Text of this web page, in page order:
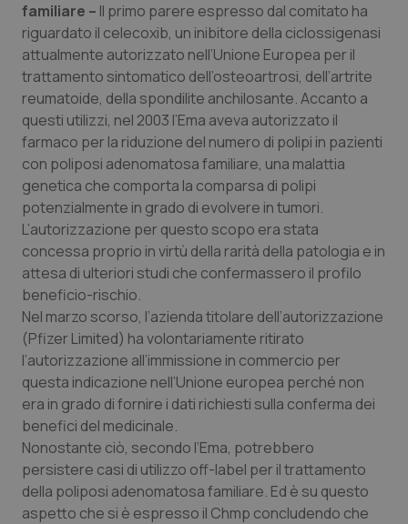
Emilia-Romagna
Friuli Venezia Giulia
Lazio
Liguria
Lombardia
Marche
Molise
Piemonte
Provincia Autonoma di Bolzano
Provincia Autonoma di Trento
Puglia
Colesterolo & coronaropatie
Dermatite Atopica
Diabete & glucometri
Disturbi dell’umore
Dolore
Donna & Salute
Epatiti
HIV
Infezioni & Febbre
Ipertensione & Scompenso
Malattie rare
familiare – Il primo parere espresso dal comitato ha
riguardato il celecoxib, un inibitore della ciclossigenasi
attualmente autorizzato nell’Unione Europea per il
trattamento sintomatico dell’osteoartrosi, dell’artrite
reumatoide, della spondilite anchilosante. Accanto a
questi utilizzi, nel 2003 l’Ema aveva autorizzato il
farmaco per la riduzione del numero di polipi in pazienti
con poliposi adenomatosa familiare, una malattia
genetica che comporta la comparsa di polipi
potenzialmente in grado di evolvere in tumori.
L’autorizzazione per questo scopo era stata
concessa proprio in virtù della rarità della patologia e in
attesa di ulteriori studi che confermassero il profilo
beneficio-rischio.
Nel marzo scorso, l’azienda titolare dell’autorizzazione
(Pfizer Limited) ha volontariamente ritirato
l’autorizzazione all’immissione in commercio per
questa indicazione nell’Unione europea perché non
era in grado di fornire i dati richiesti sulla conferma dei
benefici del medicinale.
Nonostante ciò, secondo l’Ema, potrebbero
persistere casi di utilizzo off-label per il trattamento
della poliposi adenomatosa familiare. Ed è su questo
aspetto che si è espresso il Chmp concludendo che